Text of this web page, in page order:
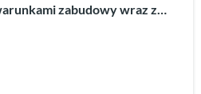
zabudowy wraz z